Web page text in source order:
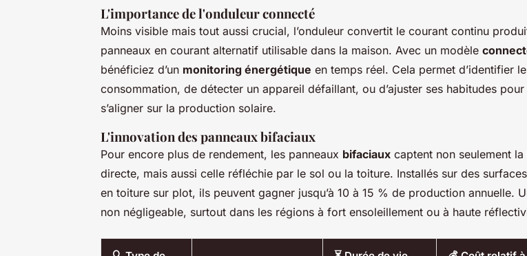
L'importance de l'onduleur connecté
Moins visible mais tout aussi crucial, l’onduleur convertit le courant continu
panneaux en courant alternatif utilisable dans la maison. Avec un modèle
bénéficiez d’un monitoring énergétique en temps réel. Cela permet d’identifier
consommation, de détecter un appareil défaillant, ou d’ajuster ses habitudes pour
s’aligner sur la production solaire.
L'innovation des panneaux bifaciaux
Pour encore plus de rendement, les panneaux bifaciaux captent non seulement la
directe, mais aussi celle réfléchie par le sol ou la toiture. Installés sur des
en toiture sur plot, ils peuvent gagner jusqu’à 10 à 15 % de production annuelle.
non négligeable, surtout dans les régions à fort ensoleillement ou à haute